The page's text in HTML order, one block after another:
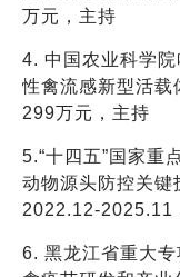
万元，主持
4. 中国农业科学
性禽流感新型活载
299万元 ，主持
5.“十四五”国家重
动物源头防控关键
2022.12-2025.11
6. 黑龙江省重大